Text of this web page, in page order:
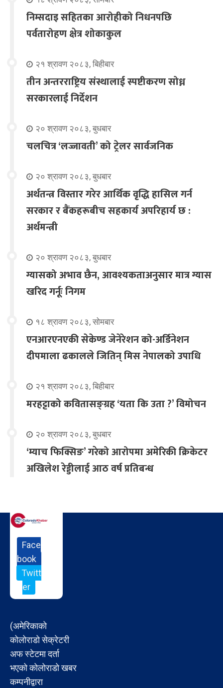
निम्सदाइ सहितका आरोहीको निधनपछि
पर्वतारोहण क्षेत्र शोकाकुल
२१ श्रावण २०८३, बिहीबार
तीन अन्तरराष्ट्रिय संस्थालाई स्पष्टीकरण सोध्न
सरकारलाई निर्देशन
२० श्रावण २०८३, बुधबार
चलचित्र ‘लज्जावती’ को ट्रेलर सार्वजनिक
२० श्रावण २०८३, बुधबार
अर्थतन्त्र विस्तार गरेर आर्थिक वृद्धि हासिल गर्न
सरकार र बैंकहरूबीच सहकार्य अपरिहार्य छ :
अर्थमन्त्री
२० श्रावण २०८३, बुधबार
ग्यासको अभाव छैन, आवश्यकताअनुसार मात्र ग्यास
खरिद गर्नूः निगम
१८ श्रावण २०८३, सोमबार
एनआरएनएकी सेकेण्ड जेनेरेशन को-अर्डिनेशन
दीपमाला ढकालले जितिन् मिस नेपालको उपाधि
२१ श्रावण २०८३, बिहीबार
मरहट्टाको कवितासङ्ग्रह ‘यता कि उता ?’ विमोचन
२० श्रावण २०८३, बुधबार
‘म्याच फिक्सिङ’ गरेको आरोपमा अमेरिकी क्रिकेटर
अखिलेश रेड्डीलाई आठ वर्ष प्रतिबन्ध
Face
book
Twitt
er
(अमेरिकाको
कोलोराडो सेक्रेटरी
अफ स्टेटमा दर्ता
भएको कोलोराडो खबर
कम्पनीद्वारा